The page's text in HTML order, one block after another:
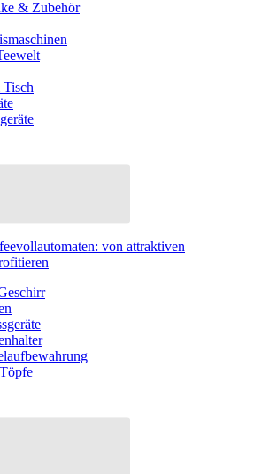
& Zubehör
von attraktiven